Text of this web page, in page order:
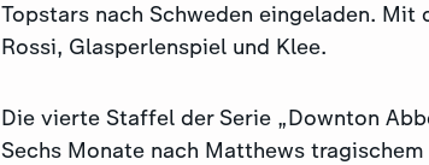
Topstars nach Schweden eingeladen.
Rossi, Glasperlenspiel und Klee.
Die vierte Staffel der Serie „Downton
Sechs Monate nach Matthews